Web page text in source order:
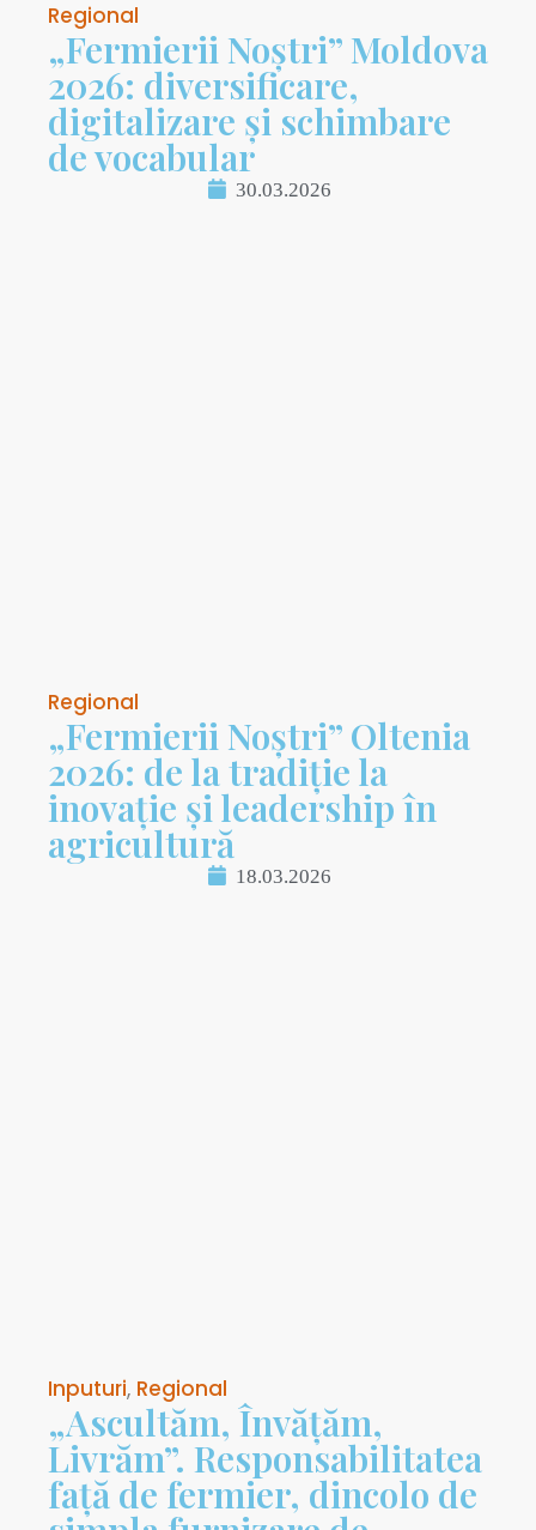
Regional
„Fermierii Noștri” Moldova
2026: diversificare,
digitalizare și schimbare
de vocabular
30.03.2026
Regional
„Fermierii Noștri” Oltenia
2026: de la tradiție la
inovație și leadership în
agricultură
18.03.2026
Inputuri, Regional
„Ascultăm, Învățăm,
Livrăm”. Responsabilitatea
față de fermier, dincolo de